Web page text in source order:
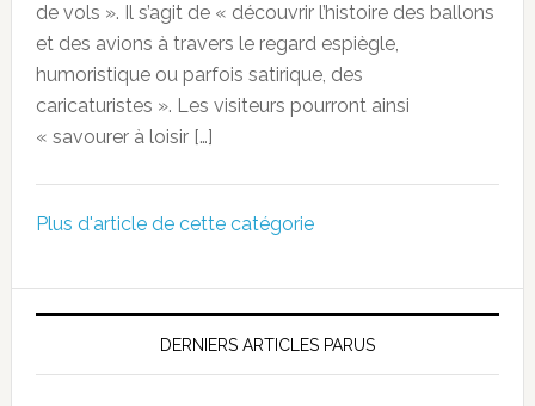
de vols ». Il s’agit de « découvrir l’histoire des ballons
et des avions à travers le regard espiègle,
humoristique ou parfois satirique, des
caricaturistes ». Les visiteurs pourront ainsi
« savourer à loisir […]
Plus d'article de cette catégorie
DERNIERS ARTICLES PARUS